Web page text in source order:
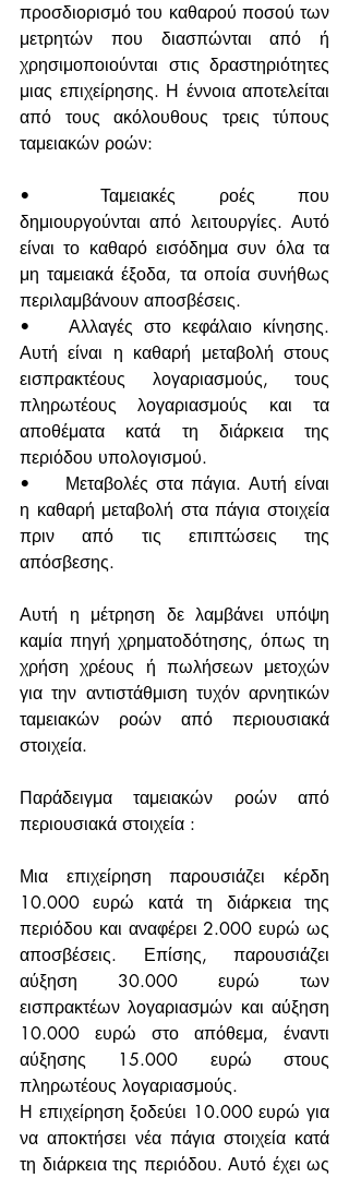
προσδιορισμό του καθαρού ποσού των
μετρητών που διασπώνται από ή
χρησιμοποιούνται στις δραστηριότητες
μιας επιχείρησης. Η έννοια αποτελείται
από τους ακόλουθους τρεις τύπους
ταμειακών ροών:
•	Ταμειακές ροές που
δημιουργούνται από λειτουργίες. Αυτό
είναι το καθαρό εισόδημα συν όλα τα
μη ταμειακά έξοδα, τα οποία συνήθως
περιλαμβάνουν αποσβέσεις.
•	Αλλαγές στο κεφάλαιο κίνησης.
Αυτή είναι η καθαρή μεταβολή στους
εισπρακτέους λογαριασμούς, τους
πληρωτέους λογαριασμούς και τα
αποθέματα κατά τη διάρκεια της
περιόδου υπολογισμού.
•	Μεταβολές στα πάγια. Αυτή είναι
η καθαρή μεταβολή στα πάγια στοιχεία
πριν από τις επιπτώσεις της
απόσβεσης.
Αυτή η μέτρηση δε λαμβάνει υπόψη
καμία πηγή χρηματοδότησης, όπως τη
χρήση χρέους ή πωλήσεων μετοχών
για την αντιστάθμιση τυχόν αρνητικών
ταμειακών ροών από περιουσιακά
στοιχεία.
Παράδειγμα ταμειακών ροών από
περιουσιακά στοιχεία :
Μια επιχείρηση παρουσιάζει κέρδη
10.000 ευρώ κατά τη διάρκεια της
περιόδου και αναφέρει 2.000 ευρώ ως
αποσβέσεις. Επίσης, παρουσιάζει
αύξηση 30.000 ευρώ των
εισπρακτέων λογαριασμών και αύξηση
10.000 ευρώ στο απόθεμα, έναντι
αύξησης 15.000 ευρώ στους
πληρωτέους λογαριασμούς.
Η επιχείρηση ξοδεύει 10.000 ευρώ για
να αποκτήσει νέα πάγια στοιχεία κατά
τη διάρκεια της περιόδου. Αυτό έχει ως